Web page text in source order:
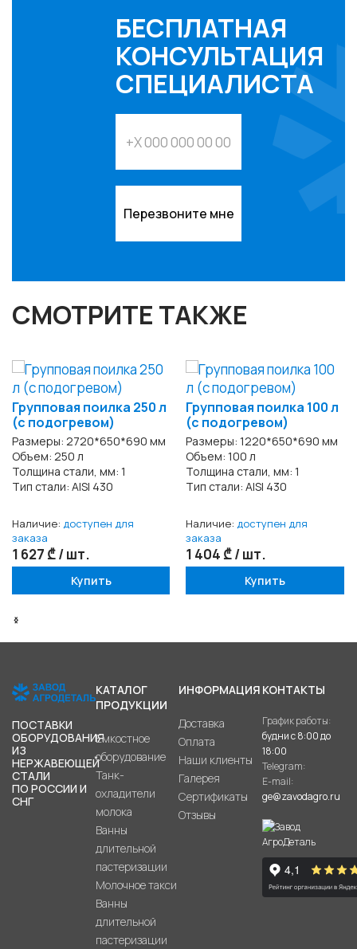
БЕСПЛАТНАЯ
КОНСУЛЬТАЦИЯ
СПЕЦИАЛИСТА
Перезвоните мне
СМОТРИТЕ ТАКЖЕ
Групповая поилка 250 л
(с подогревом)
Размеры: 2720*650*690 мм
Объем: 250 л
Толщина стали, мм: 1
Тип стали: AISI 430
Наличие: доступен для
заказа
1 627 ₾ / шт.
Купить
Групповая поилка 100 л
(c подогревом)
Размеры: 1220*650*690 мм
Объем: 100 л
Толщина стали, мм: 1
Тип стали: AISI 430
Наличие: доступен для
заказа
1 404 ₾ / шт.
Купить
‹
›
ПОСТАВКИ
ОБОРУДОВАНИЯ
ИЗ
НЕРЖАВЕЮЩЕЙ
СТАЛИ
ПО РОССИИ И
СНГ
КАТАЛОГ
ПРОДУКЦИИ
Емкостное
оборудование
Танк-
охладители
молока
Ванны
длительной
пастеризации
Молочное такси
Ванны
длительной
пастеризации
ИНФОРМАЦИЯ
Доставка
Оплата
Наши клиенты
Галерея
Сертификаты
Отзывы
КОНТАКТЫ
График работы:
будни с 8:00 до
18:00
Telegram:
E-mail:
ge@zavodagro.ru